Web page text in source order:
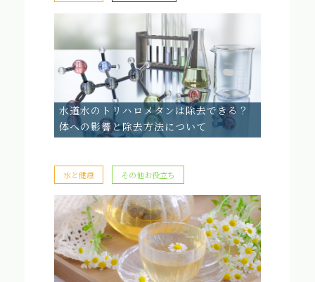
水道水のトリハロメタンは除去できる？
体への影響と除去方法について
水と健康 その他お役立ち